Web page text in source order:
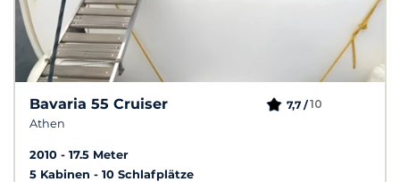
Bavaria 55 Cruiser
Athen
7,7 /10
2010
17.5 Meter
5 Kabinen
10 Schlafplätze